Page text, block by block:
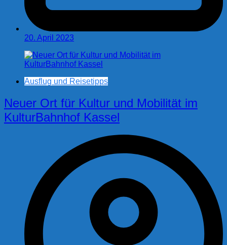
20. April 2023
Ausflug und Reisetipps
Neuer Ort für Kultur und Mobilität im
KulturBahnhof Kassel